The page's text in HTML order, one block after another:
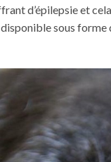
d’épilepsie et
sous forme